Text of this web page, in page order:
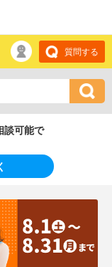
質問する
談可能で